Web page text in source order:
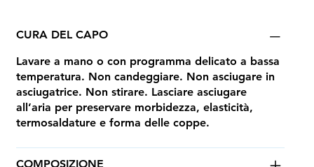
CURA DEL CAPO
Lavare a mano o con programma delicato a bassa
temperatura. Non candeggiare. Non asciugare in
asciugatrice. Non stirare. Lasciare asciugare
all’aria per preservare morbidezza, elasticità,
termosaldature e forma delle coppe.
COMPOSIZIONE